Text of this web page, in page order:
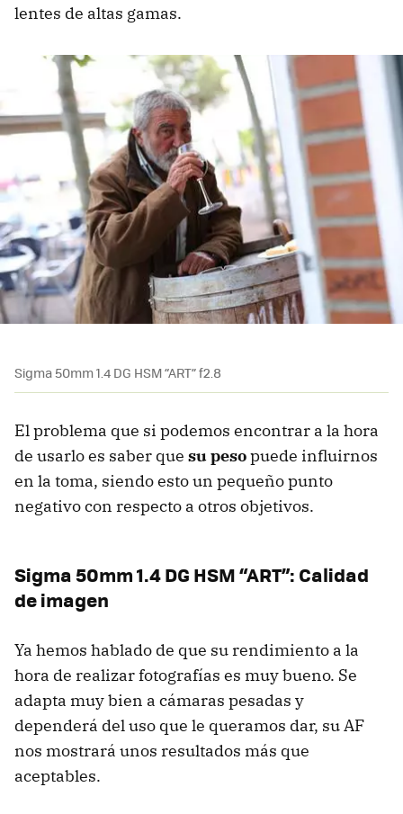
lentes de altas gamas.
Sigma 50mm 1.4 DG HSM “ART” f2.8
El problema que si podemos encontrar a la hora
de usarlo es saber que su pesopuede influirnos
en la toma, siendo esto un pequeño punto
negativo con respecto a otros objetivos.
Sigma 50mm 1.4 DG HSM “ART”: Calidad
de imagen
Ya hemos hablado de que su rendimiento a la
hora de realizar fotografías es muy bueno. Se
adapta muy bien a cámaras pesadas y
dependerá del uso que le queramos dar, su AF
nos mostrará unos resultados más que
aceptables.